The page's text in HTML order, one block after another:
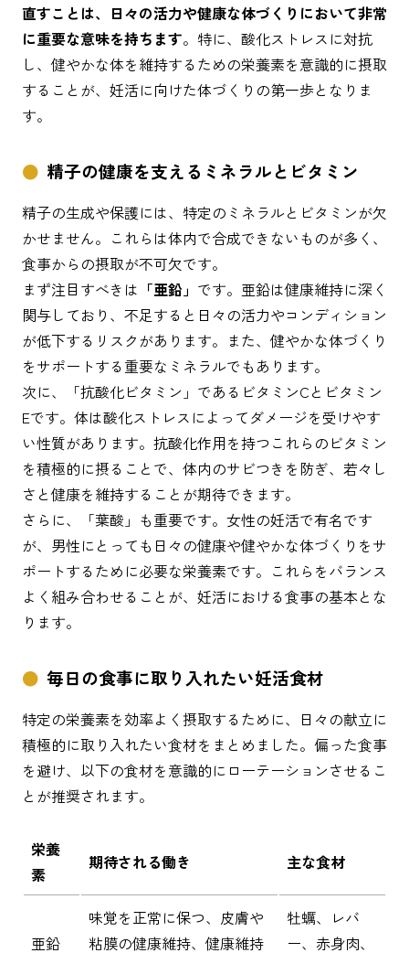
直すことは、日々の活力や健康な体づくりにおいて非常
に重要な意味を持ちます。特に、酸化ストレスに対抗
し、健やかな体を維持するための栄養素を意識的に摂取
することが、妊活に向けた体づくりの第一歩となりま
す。
精子の健康を支えるミネラルとビタミン
精子の生成や保護には、特定のミネラルとビタミンが欠
かせません。これらは体内で合成できないものが多く、
食事からの摂取が不可欠です。
まず注目すべきは 「亜鉛」 です。亜鉛は健康維持に深く
関与しており、不足すると日々の活力やコンディション
が低下するリスクがあります。また、健やかな体づくり
をサポートする重要なミネラルでもあります。
次に、「抗酸化ビタミン」であるビタミンCとビタミン
Eです。体は酸化ストレスによってダメージを受けやす
い性質があります。抗酸化作用を持つこれらのビタミン
を積極的に摂ることで、体内のサビつきを防ぎ、若々し
さと健康を維持することが期待できます。
さらに、「葉酸」も重要です。女性の妊活で有名です
が、男性にとっても日々の健康や健やかな体づくりをサ
ポートするために必要な栄養素です。これらをバランス
よく組み合わせることが、妊活における食事の基本とな
ります。
毎日の食事に取り入れたい妊活食材
特定の栄養素を効率よく摂取するために、日々の献立に
積極的に取り入れたい食材をまとめました。偏った食事
を避け、以下の食材を意識的にローテーションさせるこ
とが推奨されます。
栄養
素
期待される働き 主な食材
亜鉛
味覚を正常に保つ、皮膚や
粘膜の健康維持、健康維持
牡蠣、レバ
ー、赤身肉、